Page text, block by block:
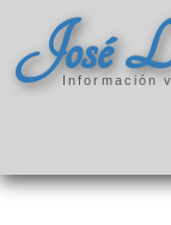
JoséInformación